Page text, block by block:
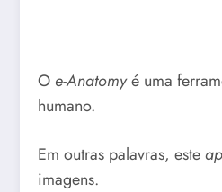
O e-Anatomyé uma
humano.
Em outras palavras, este
imagens.